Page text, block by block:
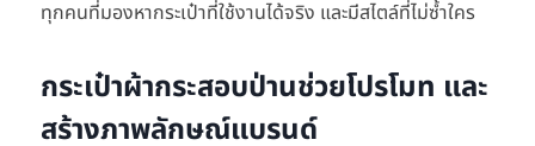
ทุกคนที่มองหากระเป๋าที่ใช้งานได้จริง และมีสไตล์ที่ไม่ซ้ำใคร
กระเป๋าผ้ากระสอบป่านช่วยโปรโมท และ
สร้างภาพลักษณ์แบรนด์